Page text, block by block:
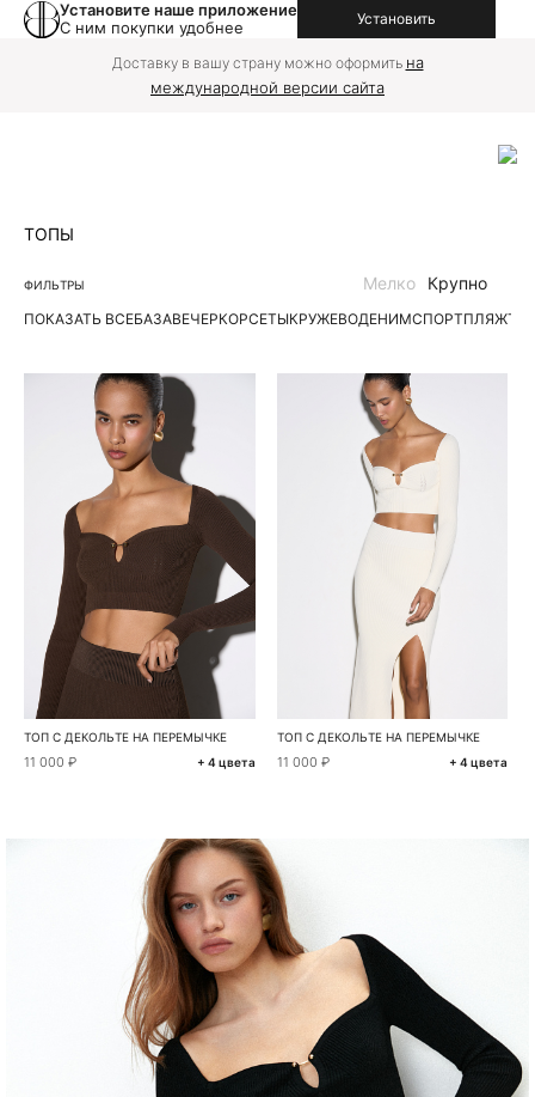
Установите наше приложение
С ним покупки удобнее
Установить
Доставку в вашу страну можно оформить на
международной версии сайта
ТОПЫ
ФИЛЬТРЫ
ПОКАЗАТЬ ВСЕБАЗАВЕЧЕРКОРСЕТЫКРУЖЕВОДЕНИМСПОРТПЛЯЖ
Мелко Крупно
ТОП С ДЕКОЛЬТЕ НА ПЕРЕМЫЧКЕ
11 000 ₽ + 4 цвета
ТОП С ДЕКОЛЬТЕ НА ПЕРЕМЫЧКЕ
11 000 ₽ + 4 цвета